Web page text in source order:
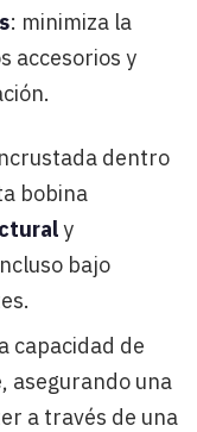
: minimiza la
accesorios y
dentro
bobina
y
bajo
capacidad de
asegurando una
a través de una